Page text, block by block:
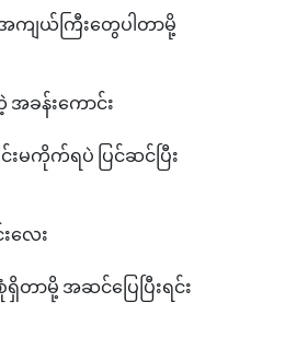
အကျယ်ကြီးတွေပါတာမို့
ခန်းကောင်း
မကိုက်ရပဲ ပြင်ဆင်ပြီး
လေး
တာမို့ အဆင်ပြေပြီးရင်း